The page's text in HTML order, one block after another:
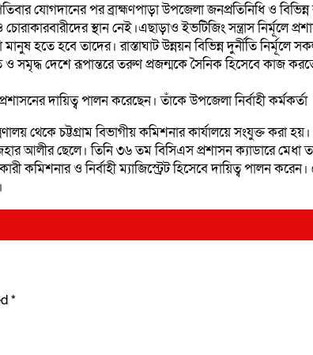
যোগদানের পর ব্রাহ্মণপাড়া উপজেলা জনপ্রতিনিধি ও
চোরাকারবারীদের স্থান নেই।এছাড়াও ইভটিজিং সন্ত্রাস
হতে হবে তাদের। রাস্তাঘাট উন্নয়ন বিভিন্ন দুর্নীতি
দেশে রূপান্তরে তরুণ প্রজন্মকে সৈনিক হিসেবে কাজ
দায়িত্ব পালন করেছেন। তাঁকে উপজেলা নির্বাহী কর্মকর্তা
থেকে চট্টগ্রাম বিভাগীয় কমিশনার কার্যালয়ে সংযুক্ত করা
আলীর ছেলে। তিনি ৩৬ তম বিসিএস প্রশাসন ক্যাডারে মেধা
কমিশনার ও নির্বাহী ম্যাজিস্ট্রেট হিসেবে দায়িত্ব পালন
*